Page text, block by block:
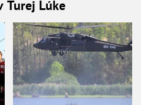
Turej Lúke